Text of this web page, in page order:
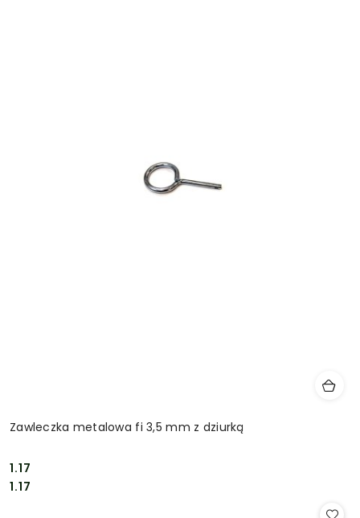
Zawleczka metalowa fi 3,5 mm z dziurką
Cena:
1.17
Cena:
1.17